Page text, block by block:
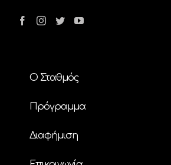
Ο Σταθμός
Πρόγραμμα
Διαφήμιση